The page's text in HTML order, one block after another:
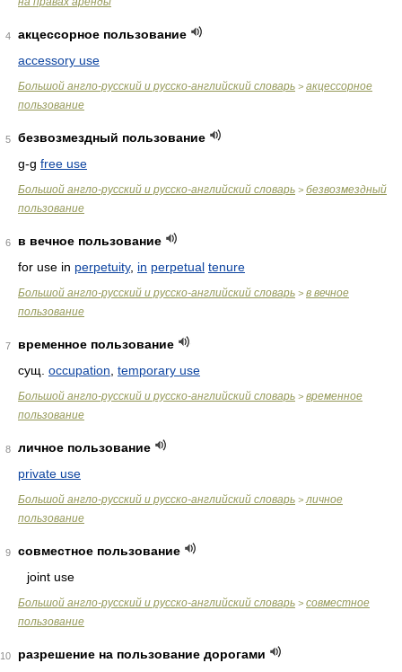
4
акцессорное пользование
accessory use
Большой англо-русский и русско-английский словарь > акцессорное
пользование
5
безвозмездный пользование
g-g free use
Большой англо-русский и русско-английский словарь > безвозмездный
пользование
6
в вечное пользование
for use in perpetuity, in perpetual tenure
Большой англо-русский и русско-английский словарь > в вечное
пользование
7
временное пользование
сущ. occupation temporary use
Большой англо-русский и русско-английский словарь > временное
пользование
8
личное пользование
private use
Большой англо-русский и русско-английский словарь > личное
пользование
9
совместное пользование
joint use
Большой англо-русский и русско-английский словарь > совместное
пользование
10
разрешение на пользование дорогами